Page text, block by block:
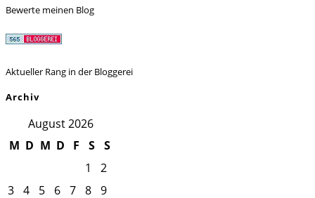
Bewerte meinen Blog
Aktueller Rang in der Bloggerei
Archiv
August 2026
M D M D F S
S
1
2
3 4 5 6 7 8 9